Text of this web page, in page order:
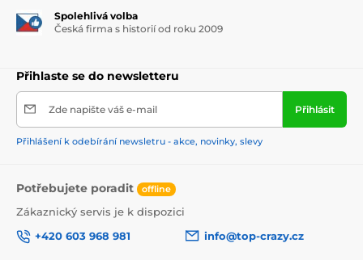
Spolehlivá volba
Česká firma s historií od roku 2009
Přihlaste se do newsletteru
Zde napište váš e-mail Přihlásit
Přihlášení k odebírání newsletru - akce, novinky, slevy
Potřebujete poradit offline
Zákaznický servis je k dispozici
+420 603 968 981
info@top-crazy.cz